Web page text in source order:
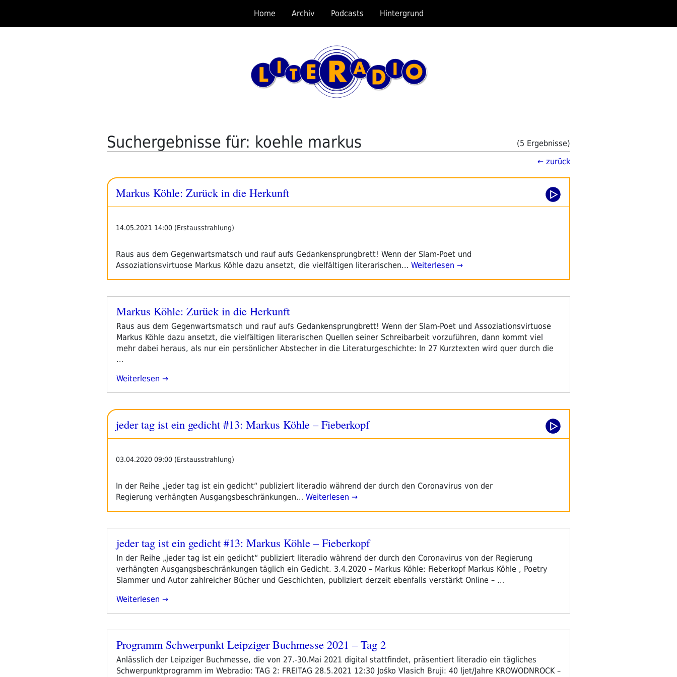
springen
Home Archiv Podcasts Hintergrund
Suchergebnisse für: koehle markus
(5 Ergebnisse)
← zurück
Markus Köhle: Zurück in die Herkunft
14.05.2021 14:00 (Erstausstrahlung)
Raus aus dem Gegenwartsmatsch und rauf aufs Gedankensprungbrett! Wenn der Slam-Poet und
Assoziationsvirtuose Markus Köhle dazu ansetzt, die vielfältigen literarischen… Weiterlesen →
Veröffentlicht
Markus Köhle: Zurück in die Herkunft
Raus aus dem Gegenwartsmatsch und rauf aufs Gedankensprungbrett! Wenn der Slam-Poet und Assoziationsvirtuose
Markus Köhle dazu ansetzt, die vielfältigen literarischen Quellen seiner Schreibarbeit vorzuführen, dann kommt viel
mehr dabei heraus, als nur ein persönlicher Abstecher in die Literaturgeschichte: In 27 Kurztexten wird quer durch die
…
„Markus
In
Die
Herkunft“
Weiterlesen
jeder tag ist ein gedicht #13: Markus Köhle – Fieberkopf
03.04.2020 09:00 (Erstausstrahlung)
In der Reihe „jeder tag ist ein gedicht“ publiziert literadio während der durch den Coronavirus von der
Regierung verhängten Ausgangsbeschränkungen… Weiterlesen →
Veröffentlicht
am
jeder tag ist ein gedicht #13: Markus Köhle – Fieberkopf
In der Reihe „jeder tag ist ein gedicht“ publiziert literadio während der durch den Coronavirus von der Regierung
verhängten Ausgangsbeschränkungen täglich ein Gedicht. 3.4.2020 – Markus Köhle: Fieberkopf Markus Köhle , Poetry
Slammer und Autor zahlreicher Bücher und Geschichten, publiziert derzeit ebenfalls verstärkt Online – …
„jeder
Ein
Gedicht
#13:
Markus
Weiterlesen
Veröffentlicht
Programm Schwerpunkt Leipziger Buchmesse 2021 – Tag 2
Anlässlich der Leipziger Buchmesse, die von 27.-30.Mai 2021 digital stattfindet, präsentiert literadio ein tägliches
Schwerpunktprogramm im Webradio: TAG 2: FREITAG 28.5.2021 12:30 Joško Vlasich Bruji: 40 ljet/Jahre KROWODNROCK –